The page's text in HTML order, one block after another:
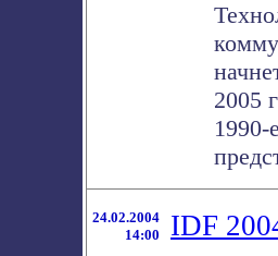
2005
1990-
24.02.2004
14:00
IDF